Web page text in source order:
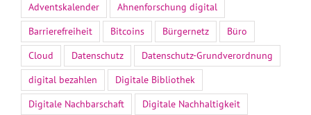
Adventskalender
Ahnenforschung digital
Barrierefreiheit
Bitcoins Bürgernetz
Büro
Cloud
Datenschutz
Datenschutz-Grundverordnung
digital bezahlen
Digitale Bibliothek
Digitale Nachbarschaft
Digitale Nachhaltigkeit